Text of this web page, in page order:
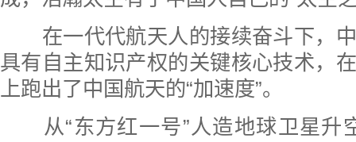
在一代代航天人的接续奋斗下，中
具有自主知识产权的关键核心技术，
上跑出了中国航天的“加速度”。
从“东方红一号”人造地球卫星升